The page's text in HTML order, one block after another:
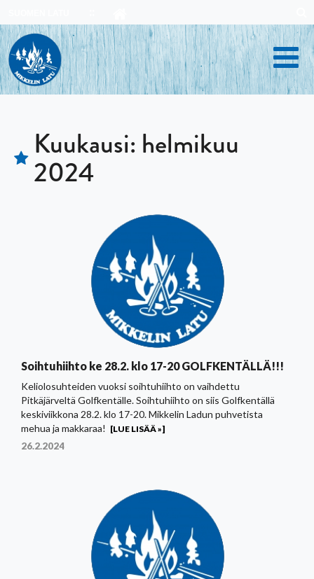
to
content
Kuukausi: helmikuu
2024
Soihtuhiihto ke 28.2. klo 17-20 GOLFKENTÄLLÄ!!!
Keliolosuhteiden vuoksi soihtuhiihto on vaihdettu
Pitkäjärveltä Golfkentälle. Soihtuhiihto on siis Golfkentällä
keskiviikkona 28.2. klo 17-20. Mikkelin Ladun puhvetista
mehua ja makkaraa! [LUE LISÄÄ »]
26.2.2024